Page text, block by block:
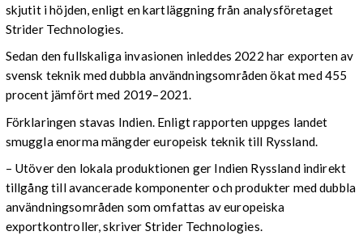
skjutit i höjden, enligt en kartläggning från analysföretaget
Strider Technologies.
Sedan den fullskaliga invasionen inleddes 2022 har exporten av
svensk teknik med dubbla användningsområden ökat med 455
procent jämfört med 2019–2021.
Förklaringen stavas Indien. Enligt rapporten uppges landet
smuggla enorma mängder europeisk teknik till Ryssland.
– Utöver den lokala produktionen ger Indien Ryssland indirekt
tillgång till avancerade komponenter och produkter med dubbla
användningsområden som omfattas av europeiska
exportkontroller, skriver Strider Technologies.